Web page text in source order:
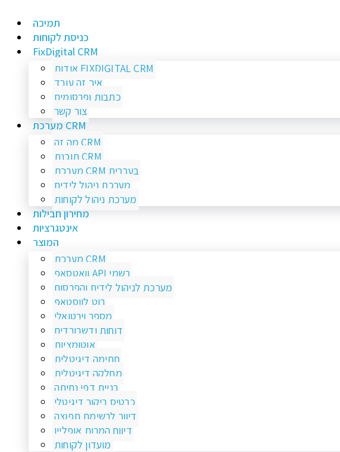
FixDigital CRM
אודות FIXDIGITAL CRM
איך זה עובד
כתבות ופרסומים
צור קשר
מערכת CRM
מה זה CRM
תוכנת CRM
מערכת CRM בעברית
מערכת ניהול לידים
מערכת ניהול לקוחות
מחירון חבילות
אינטגרציות
המוצר
מערכת CRM
וואטסאפ API רשמי
מערכת לניהול לידים והפרסום
בוט לווסטאפ
מספר וירטואלי
דוחות ודשבורדים
אוטומציות
חתימה דיגיטלית
מחלקה דיגיטלית
בניית דפי נחיתה
כרטיס ביקור דיגיטלי
דיוור לרשימת תפוצה
דיווח המרות אופליין
מועדון לקוחות